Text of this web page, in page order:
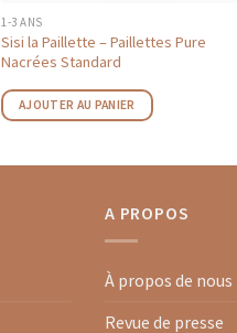
1-3 ANS
Sisi la Paillette – Paillettes Pure
Nacrées Standard
AJOUTER AU PANIER
A PROPOS
À propos de nous
Revue de presse